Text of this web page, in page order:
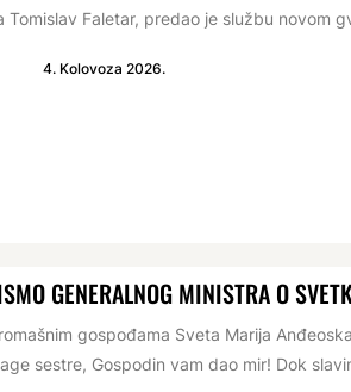
Tomislav Faletar, predao je službu novom
4. Kolovoza 2026.
GENERALNOG MINISTRA O
gospođama Sveta Marija
sestre, Gospodin vam dao mir! Dok